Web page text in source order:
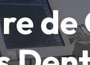
de